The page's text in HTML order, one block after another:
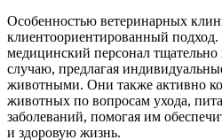
Особенностью ветеринарных
клиентоориентированный
медицинский персонал
случаю, предлагая
животными. Они также активно
животных по вопросам ухода,
заболеваний, помогая им
и здоровую жизнь.